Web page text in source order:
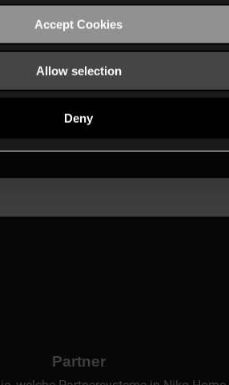
Accept Cookies
Allow selection
Deny
Partner